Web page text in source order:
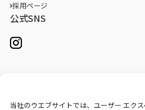
当社のウエブサイトでは、ユーザー エク
採用ページ
公式SNS